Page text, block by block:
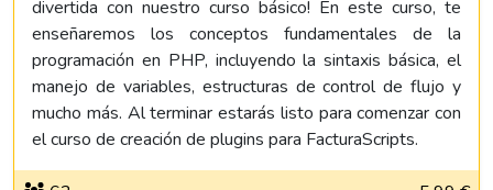
divertida con nuestro curso básico! En este curso, te
enseñaremos los conceptos fundamentales de la
programación en PHP, incluyendo la sintaxis básica, el
manejo de variables, estructuras de control de flujo y
mucho más. Al terminar estarás listo para comenzar con
el curso de creación de plugins para FacturaScripts.